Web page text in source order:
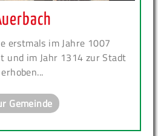
erstmals im Jahre 1007
und im Jahr 1314 zur Stadt
erhoben...
Gemeinde